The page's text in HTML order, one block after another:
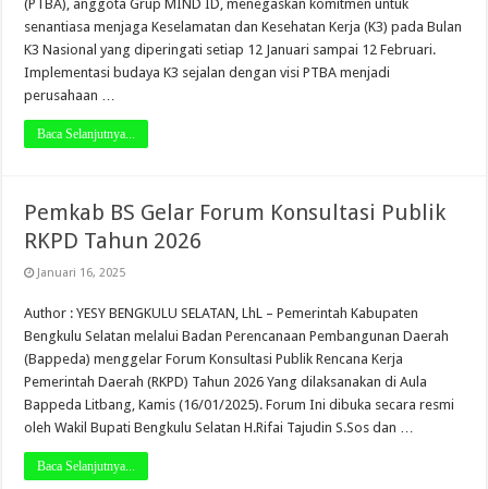
(PTBA), anggota Grup MIND ID, menegaskan komitmen untuk
senantiasa menjaga Keselamatan dan Kesehatan Kerja (K3) pada Bulan
K3 Nasional yang diperingati setiap 12 Januari sampai 12 Februari.
Implementasi budaya K3 sejalan dengan visi PTBA menjadi
perusahaan …
Baca Selanjutnya...
Pemkab BS Gelar Forum Konsultasi Publik
RKPD Tahun 2026
Januari 16, 2025
Author : YESY BENGKULU SELATAN, LhL – Pemerintah Kabupaten
Bengkulu Selatan melalui Badan Perencanaan Pembangunan Daerah
(Bappeda) menggelar Forum Konsultasi Publik Rencana Kerja
Pemerintah Daerah (RKPD) Tahun 2026 Yang dilaksanakan di Aula
Bappeda Litbang, Kamis (16/01/2025). Forum Ini dibuka secara resmi
oleh Wakil Bupati Bengkulu Selatan H.Rifai Tajudin S.Sos dan …
Baca Selanjutnya...